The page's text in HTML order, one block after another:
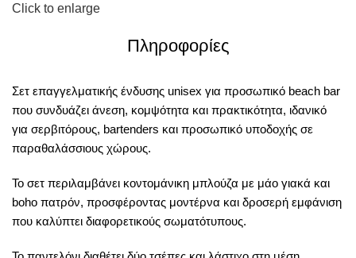
Click to enlarge
Πληροφορίες
Σετ επαγγελματικής ένδυσης unisex για προσωπικό beach bar
που συνδυάζει άνεση, κομψότητα και πρακτικότητα, ιδανικό
για σερβιτόρους, bartenders και προσωπικό υποδοχής σε
παραθαλάσσιους χώρους.
Το σετ περιλαμβάνει κοντομάνικη μπλούζα με μάο γιακά και
boho πατρόν, προσφέροντας μοντέρνα και δροσερή εμφάνιση
που καλύπτει διαφορετικούς σωματότυπους.